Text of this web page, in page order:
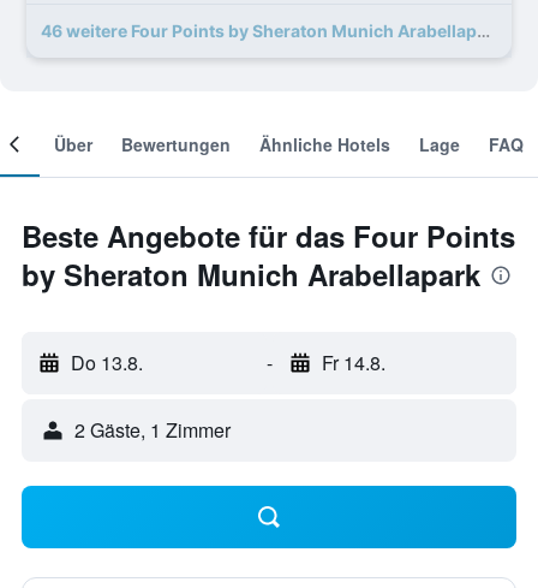
46 weitere Four Points by Sheraton Munich Arabellapark Angebote
Über Bewertungen Ähnliche Hotels Lage FAQ
Beste Angebote für das Four Points
by Sheraton Munich Arabellapark
Do 13.8. - Fr 14.8.
2 Gäste, 1 Zimmer